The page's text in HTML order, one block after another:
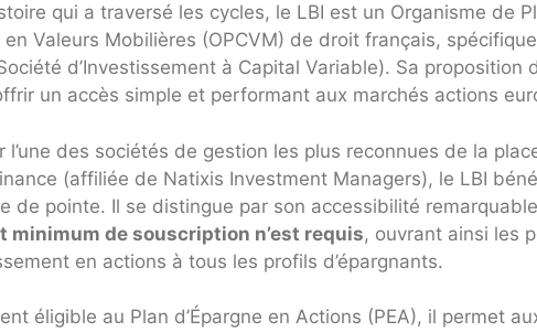
qui a traversé les cycles, le LBI est un Organisme de
en Valeurs Mobilières (OPCVM) de droit français,
d’Investissement à Capital Variable). Sa proposition
un accès simple et performant aux marchés actions
l’une des sociétés de gestion les plus reconnues de la
(affiliée de Natixis Investment Managers), le LBI
de pointe. Il se distingue par son accessibilité
minimum de souscription n’est requis, ouvrant ainsi les
en actions à tous les profils d’épargnants.
éligible au Plan d’Épargne en Actions (PEA), il permet